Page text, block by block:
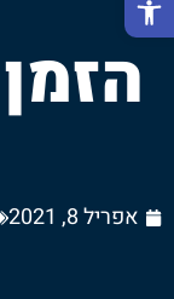
אפריל 8, 2021